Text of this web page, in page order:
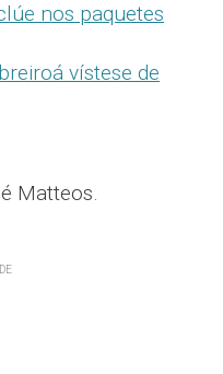
nos paquetes
vístese de
Matteos.